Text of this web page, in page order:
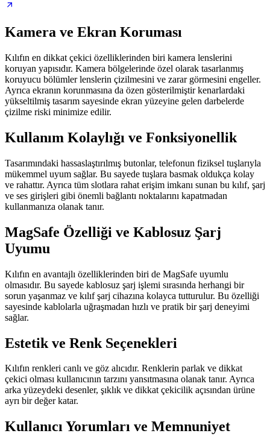
Kamera ve Ekran Koruması
Kılıfın en dikkat çekici özelliklerinden biri kamera lenslerini
koruyan yapısıdır. Kamera bölgelerinde özel olarak tasarlanmış
koruyucu bölümler lenslerin çizilmesini ve zarar görmesini engeller.
Ayrıca ekranın korunmasına da özen gösterilmiştir kenarlardaki
yükseltilmiş tasarım sayesinde ekran yüzeyine gelen darbelerde
çizilme riski minimize edilir.
Kullanım Kolaylığı ve Fonksiyonellik
Tasarımındaki hassaslaştırılmış butonlar, telefonun fiziksel tuşlarıyla
mükemmel uyum sağlar. Bu sayede tuşlara basmak oldukça kolay
ve rahattır. Ayrıca tüm slotlara rahat erişim imkanı sunan bu kılıf, şarj
ve ses girişleri gibi önemli bağlantı noktalarını kapatmadan
kullanmanıza olanak tanır.
MagSafe Özelliği ve Kablosuz Şarj
Uyumu
Kılıfın en avantajlı özelliklerinden biri de MagSafe uyumlu
olmasıdır. Bu sayede kablosuz şarj işlemi sırasında herhangi bir
sorun yaşanmaz ve kılıf şarj cihazına kolayca tutturulur. Bu özelliği
sayesinde kablolarla uğraşmadan hızlı ve pratik bir şarj deneyimi
sağlar.
Estetik ve Renk Seçenekleri
Kılıfın renkleri canlı ve göz alıcıdır. Renklerin parlak ve dikkat
çekici olması kullanıcının tarzını yansıtmasına olanak tanır. Ayrıca
arka yüzeydeki desenler, şıklık ve dikkat çekicilik açısından ürüne
ayrı bir değer katar.
Kullanıcı Yorumları ve Memnuniyet